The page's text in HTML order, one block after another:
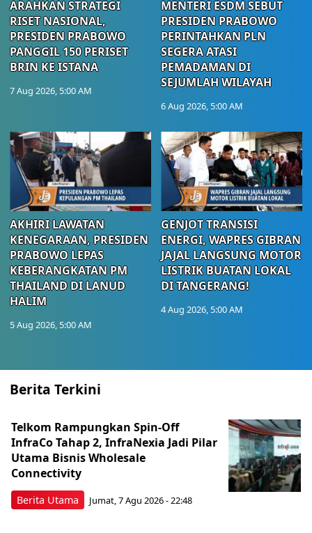
ARAHKAN STRATEGI
RISET NASIONAL,
PRESIDEN PRABOWO
PANGGIL 150 PERISET
BRIN KE ISTANA
7 Aug 2026, 5:00 AM
MENTERI ESDM SEBUT
PRESIDEN PRABOWO
PERINTAHKAN PLN
SEGERA ATASI
PEMADAMAN DI
SEJUMLAH WILAYAH
6 Aug 2026, 5:00 AM
AKHIRI LAWATAN
KENEGARAAN, PRESIDEN
PRABOWO LEPAS
KEBERANGKATAN PM
THAILAND DI LANUD
HALIM
5 Aug 2026, 5:00 AM
GENJOT TRANSISI
ENERGI, WAPRES GIBRAN
JAJAL LANGSUNG MOTOR
LISTRIK BUATAN LOKAL
DI TANGERANG!
4 Aug 2026, 5:00 AM
Berita Terkini
Berita Utama
Telkom Rampungkan Spin-Off
InfraCo Tahap 2, InfraNexia Jadi Pilar
Utama Bisnis Wholesale
Connectivity
Jumat, 7 Agu 2026 - 22:48